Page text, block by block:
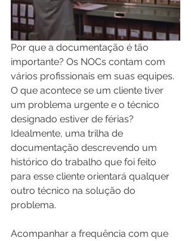
Por que a documentação é tão
importante? Os NOCs contam com
vários profissionais em suas equipes.
O que acontece se um cliente tiver
um problema urgente e o técnico
designado estiver de férias?
Idealmente, uma trilha de
documentação descrevendo um
histórico do trabalho que foi feito
para esse cliente orientará qualquer
outro técnico na solução do
problema.
Acompanhar a frequência com que